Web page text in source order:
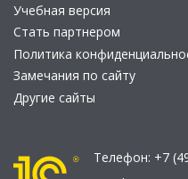
Учебная версия
Стать партнером
Политика
Замечания по сайту
Другие сайты
Телефон: +7